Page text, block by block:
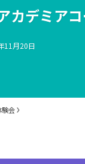
アカデミア
11月20日
験会